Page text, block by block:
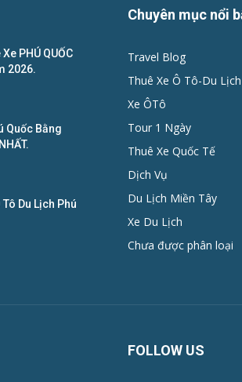
PHÚ QUỐC
2026.
Quốc Bằng
Tô Du Lịch Phú
Chuyên mục nổi
Travel Blog
Thuê Xe Ô Tô-Du
Xe ÔTô
Tour 1 Ngày
Thuê Xe Quốc Tế
Dịch Vụ
Du Lịch Miền Tây
Xe Du Lịch
Chưa được phân loại
FOLLOW US